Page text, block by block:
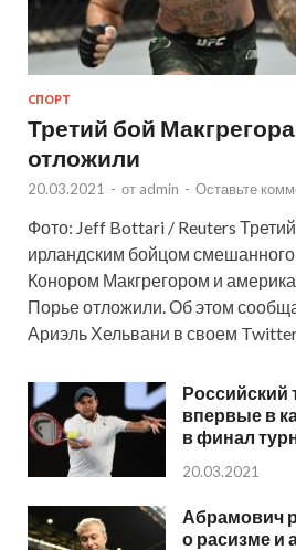
СПОРТ
Третий бой
отложили
20.03.2021 - от admin - Оставьте
Фото: Jeff Bottari / Reuters
ирландским бойцом
Конором Макгрегором и
Порье отложили. Об этом
Ариэль Хельвани в своем
Российский
впервые в
в финал
20.03.2021
Абрамович
о расизме и